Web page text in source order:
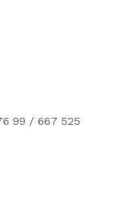
99 / 667 525